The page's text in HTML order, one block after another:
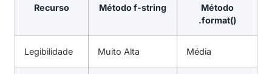
Recurso Método f-string
Método
.format()
Legibilidade Muito Alta Média